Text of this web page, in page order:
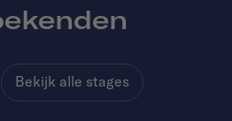
Bekijk alle stages